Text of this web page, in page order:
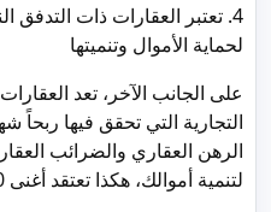
4. تعتبر العقارات ذات
لحماية الأموال وتنميتها
على الجانب الآخر، تعد
التجارية التي تحقق فيها ربحاً
الرهن العقاري والضرائب
لتنمية أموالك، هكذا تعتقد أغنى 10 نساء في العالم.